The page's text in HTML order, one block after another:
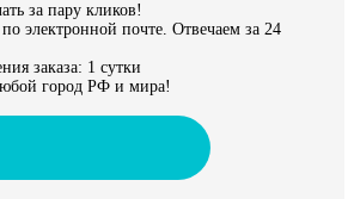
за пару кликов!
электронной почте. Отвечаем за 24
заказа: 1 сутки
город РФ и мира!